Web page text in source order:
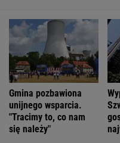
Gmina pozbawiona
unijnego wsparcia.
"Tracimy to, co nam
się należy"